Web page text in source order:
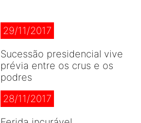
29/11/2017
Sucessão presidencial vive
prévia entre os crus e os
podres
28/11/2017